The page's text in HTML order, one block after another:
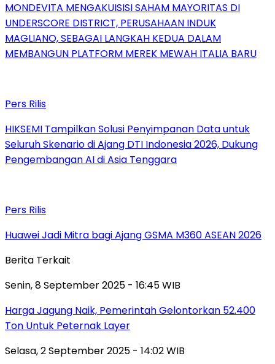
MONDEVITA MENGAKUISISI SAHAM MAYORITAS DI
UNDERSCORE DISTRICT, PERUSAHAAN INDUK
MAGLIANO, SEBAGAI LANGKAH KEDUA DALAM
MEMBANGUN PLATFORM MEREK MEWAH ITALIA BARU
Pers Rilis
HIKSEMI Tampilkan Solusi Penyimpanan Data untuk
Seluruh Skenario di Ajang DTI Indonesia 2026, Dukung
Pengembangan AI di Asia Tenggara
Pers Rilis
Huawei Jadi Mitra bagi Ajang GSMA M360 ASEAN 2026
Berita Terkait
Senin, 8 September 2025 - 16:45 WIB
Harga Jagung Naik, Pemerintah Gelontorkan 52.400
Ton Untuk Peternak Layer
Selasa, 2 September 2025 - 14:02 WIB